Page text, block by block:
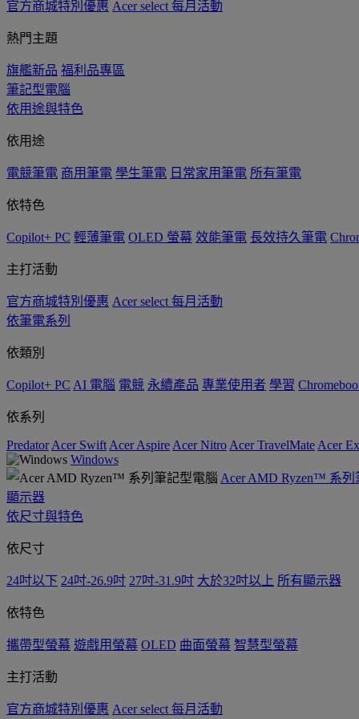
官方商城特別優惠 Acer select 每月活動
熱門主題
旗艦新品 福利品專區
筆記型電腦
依用途與特色
依用途
電競筆電 商用筆電 學生筆電 日常家用筆電 所有筆電
依特色
Copilot+ PC 輕薄筆電 OLED 螢幕 效能筆電 長效持久筆電
主打活動
官方商城特別優惠 Acer select 每月活動
依筆電系列
依類別
Copilot+ PC AI 電腦 電競 永續產品 專業使用者 學習
依系列
Predator Acer Swift Acer Aspire Acer Nitro Acer TravelMate Acer
Windows
Acer AMD Ryzen™ 系列
顯示器
依尺寸與特色
依尺寸
24吋以下 24吋-26.9吋 27吋-31.9吋 大於32吋以上 所有顯示器
依特色
攜帶型螢幕 遊戲用螢幕 OLED 曲面螢幕 智慧型螢幕
主打活動
官方商城特別優惠 Acer select 每月活動